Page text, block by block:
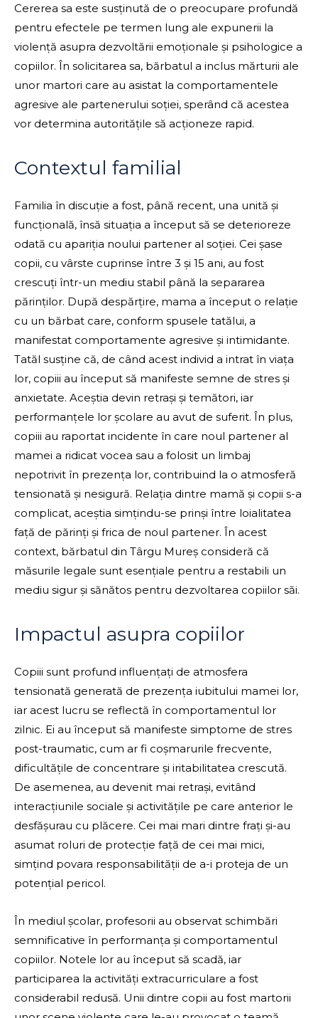
Cererea sa este susținută de o preocupare profundă
pentru efectele pe termen lung ale expunerii la
violență asupra dezvoltării emoționale și psihologice a
copiilor. În solicitarea sa, bărbatul a inclus mărturii ale
unor martori care au asistat la comportamentele
agresive ale partenerului soției, sperând că acestea
vor determina autoritățile să acționeze rapid.
Contextul familial
Familia în discuție a fost, până recent, una unită și
funcțională, însă situația a început să se deterioreze
odată cu apariția noului partener al soției. Cei șase
copii, cu vârste cuprinse între 3 și 15 ani, au fost
crescuți într-un mediu stabil până la separarea
părinților. După despărțire, mama a început o relație
cu un bărbat care, conform spusele tatălui, a
manifestat comportamente agresive și intimidante.
Tatăl susține că, de când acest individ a intrat în viața
lor, copiii au început să manifeste semne de stres și
anxietate. Aceștia devin retrași și temători, iar
performanțele lor școlare au avut de suferit. În plus,
copiii au raportat incidente în care noul partener al
mamei a ridicat vocea sau a folosit un limbaj
nepotrivit în prezența lor, contribuind la o atmosferă
tensionată și nesigură. Relația dintre mamă și copii s-a
complicat, aceștia simțindu-se prinși între loialitatea
față de părinți și frica de noul partener. În acest
context, bărbatul din Târgu Mureș consideră că
măsurile legale sunt esențiale pentru a restabili un
mediu sigur și sănătos pentru dezvoltarea copiilor săi.
Impactul asupra copiilor
Copiii sunt profund influențați de atmosfera
tensionată generată de prezența iubitului mamei lor,
iar acest lucru se reflectă în comportamentul lor
zilnic. Ei au început să manifeste simptome de stres
post-traumatic, cum ar fi coșmarurile frecvente,
dificultățile de concentrare și iritabilitatea crescută.
De asemenea, au devenit mai retrași, evitând
interacțiunile sociale și activitățile pe care anterior le
desfășurau cu plăcere. Cei mai mari dintre frați și-au
asumat roluri de protecție față de cei mai mici,
simțind povara responsabilității de a-i proteja de un
potențial pericol.
În mediul școlar, profesorii au observat schimbări
semnificative în performanța și comportamentul
copiilor. Notele lor au început să scadă, iar
participarea la activități extracurriculare a fost
considerabil redusă. Unii dintre copii au fost martorii